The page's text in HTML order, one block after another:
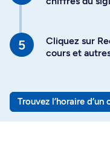
Cliquez sur
cours et
Trouvez l’horaire d’un